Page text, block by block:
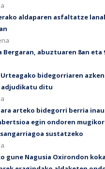
aldaparen asfaltatze
Bergaran, abuztuaren 8an eta
bidegorriaren
adjudikatu ditu
arteko bidegorri berria
egin ondoren
sustatzeko
gune Nagusia Oxirondon